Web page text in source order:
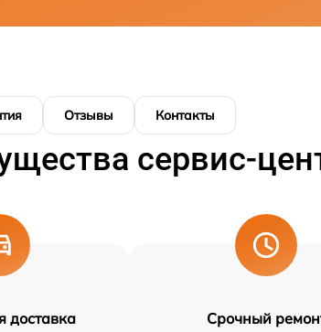
Отзывы Контакты
сервис-
доставка Срочный